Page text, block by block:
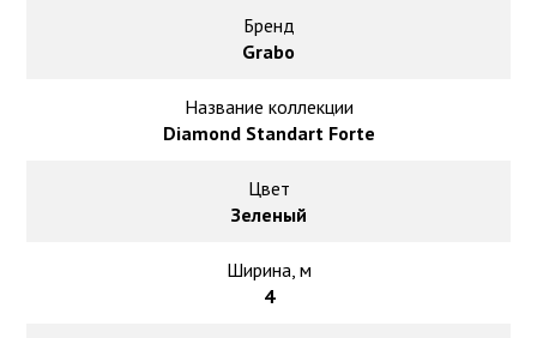
Ковролин под теплый пол
Бренд
Grabo
Название коллекции
Diamond Standart Forte
Цвет
Зеленый
Ширина, м
4